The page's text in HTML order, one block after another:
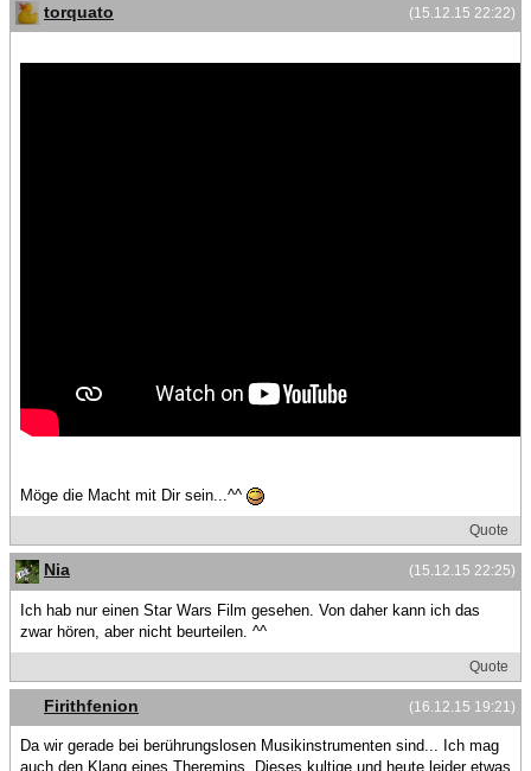
(15.12.15 22:22)
torquato
Möge die Macht mit Dir sein...^^
Quote
(15.12.15 22:25)
Nia
Ich hab nur einen Star Wars Film gesehen. Von daher kann ich das
zwar hören, aber nicht beurteilen. ^^
Quote
(16.12.15 19:21)
Firithfenion
Da wir gerade bei berührungslosen Musikinstrumenten sind... Ich mag
auch den Klang eines Theremins. Dieses kultige und heute leider etwas